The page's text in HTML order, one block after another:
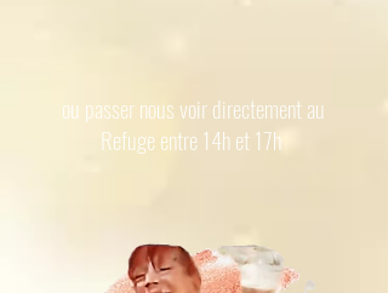
ou passer nous voir directement au
Refuge entre 14h et 17h